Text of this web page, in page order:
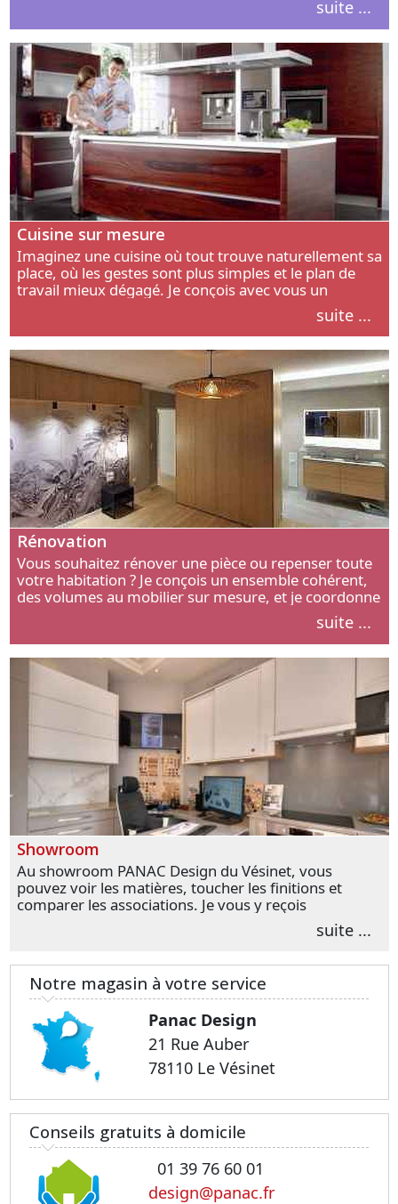
suite ...
Cuisine sur mesure
Imaginez une cuisine où tout trouve naturellement sa
place, où les gestes sont plus simples et le plan de
travail mieux dégagé. Je conçois avec vous un
aménagement adapté à votre manière de cuisiner, de
suite ...
Rénovation
Vous souhaitez rénover une pièce ou repenser toute
votre habitation ? Je conçois un ensemble cohérent,
des volumes au mobilier sur mesure, et je coordonne
suite ...
Showroom
Au showroom PANAC Design du Vésinet, vous
pouvez voir les matières, toucher les finitions et
comparer les associations. Je vous y reçois
personnellement pour parler de votre projet et
transformer vos premières idées en choix plussuite ...
Notre magasin à votre service
Panac Design
21 Rue Auber
78110 Le Vésinet
Conseils gratuits à domicile
01 39 76 60 01
design@panac.fr